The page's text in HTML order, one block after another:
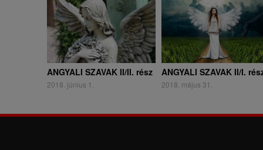
ANGYALI SZAVAK II/II. rész
2018. június 1.
ANGYALI SZAVAK II/I.
2018. május 31.